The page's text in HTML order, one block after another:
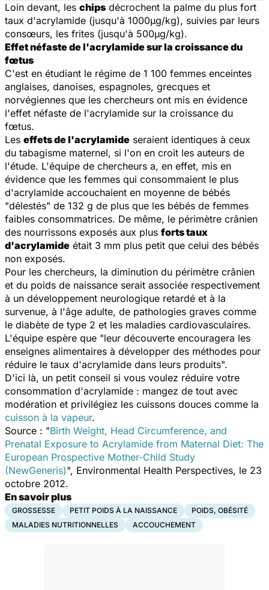
Loin devant, les chips décrochent la palme du plus fort
taux d'acrylamide (jusqu'à 1000µg/kg), suivies par leurs
consœurs, les frites (jusqu'à 500µg/kg).
Effet néfaste de l'acrylamide sur la croissance du
fœtus
C'est en étudiant le régime de 1 100 femmes enceintes
anglaises, danoises, espagnoles, grecques et
norvégiennes que les chercheurs ont mis en évidence
l'effet néfaste de l'acrylamide sur la croissance du
fœtus.
Les effets de l'acrylamide seraient identiques à ceux
du tabagisme maternel, si l'on en croit les auteurs de
l'étude. L'équipe de chercheurs a, en effet, mis en
évidence que les femmes qui consommaient le plus
d'acrylamide accouchaient en moyenne de bébés
"délestés" de 132 g de plus que les bébés de femmes
faibles consommatrices. De même, le périmètre crânien
des nourrissons exposés aux plus forts taux
d'acrylamide était 3 mm plus petit que celui des bébés
non exposés.
Pour les chercheurs, la diminution du périmètre crânien
et du poids de naissance serait associée respectivement
à un développement neurologique retardé et à la
survenue, à l'âge adulte, de pathologies graves comme
le diabète de type 2 et les maladies cardiovasculaires.
L'équipe espère que "leur découverte encouragera les
enseignes alimentaires à développer des méthodes pour
réduire le taux d'acrylamide dans leurs produits".
D'ici là, un petit conseil si vous voulez réduire votre
consommation d'acrylamide : mangez de tout avec
modération et privilégiez les cuissons douces comme la
cuisson à la vapeur.
Source : "Birth Weight, Head Circumference, and
Prenatal Exposure to Acrylamide from Maternal Diet: The
European Prospective Mother-Child Study
(NewGeneris)", Environmental Health Perspectives, le 23
octobre 2012.
En savoir plus
GROSSESSE PETIT POIDS À LA NAISSANCE
POIDS, OBÉSITÉ
MALADIES NUTRITIONNELLES
ACCOUCHEMENT